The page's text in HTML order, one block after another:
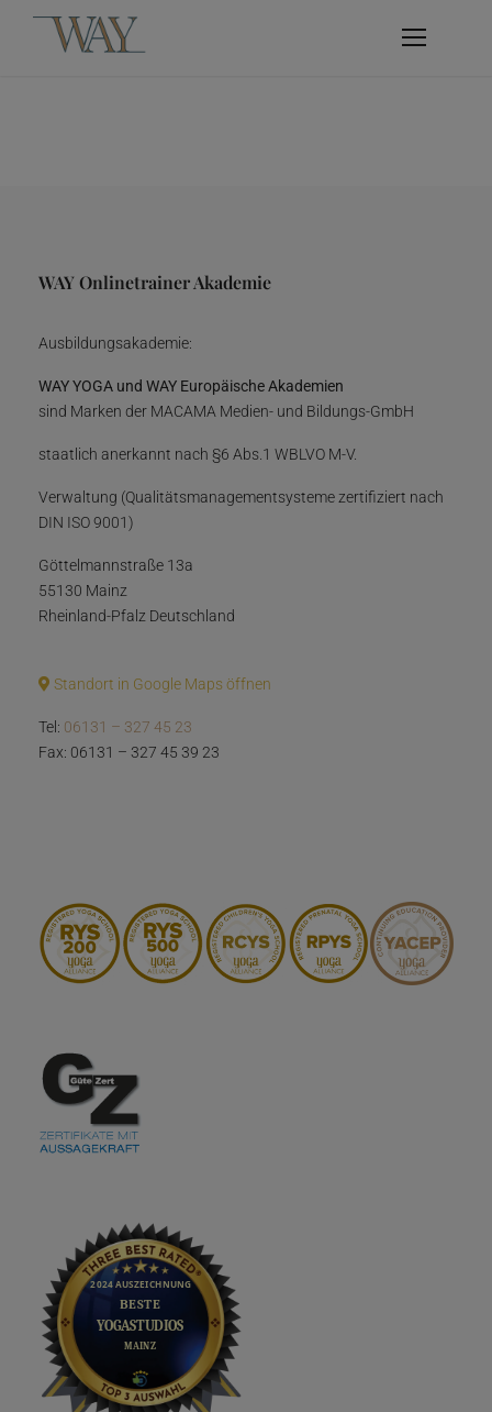
WAY Onlinetrainer Akademie
Ausbildungsakademie:
WAY YOGA und WAY Europäische Akademien
sind Marken der MACAMA Medien- und Bildungs-GmbH
staatlich anerkannt nach §6 Abs.1 WBLVO M-V.
Verwaltung (Qualitätsmanagementsysteme zertifiziert nach
DIN ISO 9001)
Göttelmannstraße 13a
55130 Mainz
Rheinland-Pfalz Deutschland
Standort in Google Maps öffnen
Tel: 06131 – 327 45 23
Fax: 06131 – 327 45 39 23